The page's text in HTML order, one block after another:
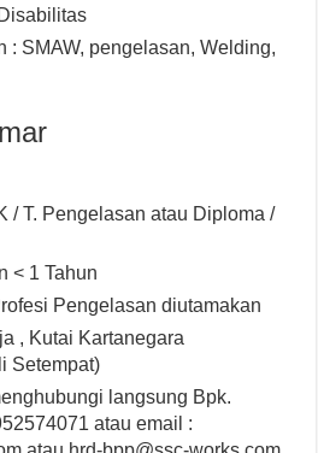
: SMAW, pengelasan, Welding,
/ T. Pengelasan atau Diploma /
< 1 Tahun
Pengelasan diutamakan
, Kutai Kartanegara
Setempat)
langsung Bpk.
atau email :